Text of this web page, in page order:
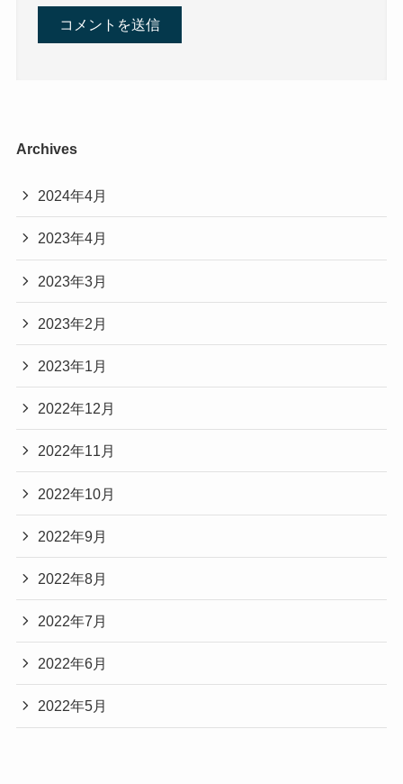
Archives
2024年4月
2023年4月
2023年3月
2023年2月
2023年1月
2022年12月
2022年11月
2022年10月
2022年9月
2022年8月
2022年7月
2022年6月
2022年5月